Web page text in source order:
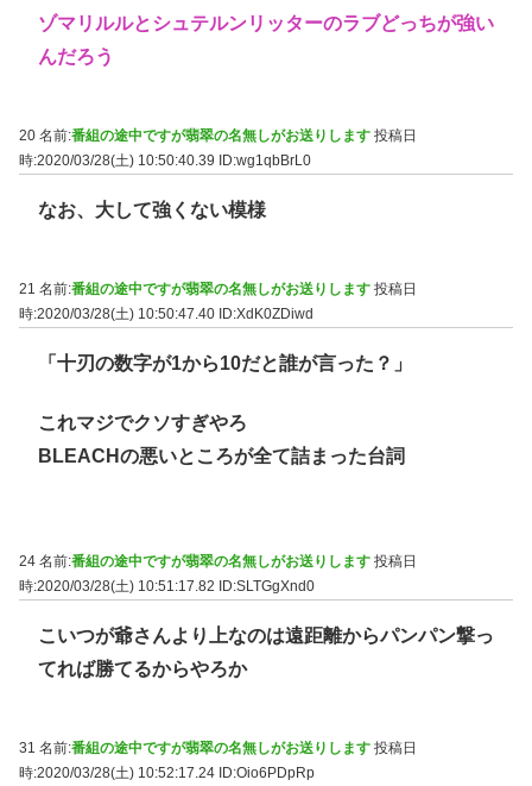
ゾマリルルとシュテルンリッターのラブどっちが強い
んだろう
20 名前:番組の途中ですが翡翠の名無しがお送りします 投稿日
時:2020/03/28(土) 10:50:40.39
ID:wg1qbBrL0
なお、大して強くない模様
21 名前:番組の途中ですが翡翠の名無しがお送りします 投稿日
時:2020/03/28(土) 10:50:47.40 ID:XdK0ZDiwd
「十刃の数字が1から10だと誰が言った？」
これマジでクソすぎやろ
BLEACHの悪いところが全て詰まった台詞
24 名前:番組の途中ですが翡翠の名無しがお送りします 投稿日
時:2020/03/28(土) 10:51:17.82
ID:SLTGgXnd0
こいつが爺さんより上なのは遠距離からパンパン撃っ
てれば勝てるからやろか
31 名前:番組の途中ですが翡翠の名無しがお送りします 投稿日
時:2020/03/28(土) 10:52:17.24 ID:Oio6PDpRp